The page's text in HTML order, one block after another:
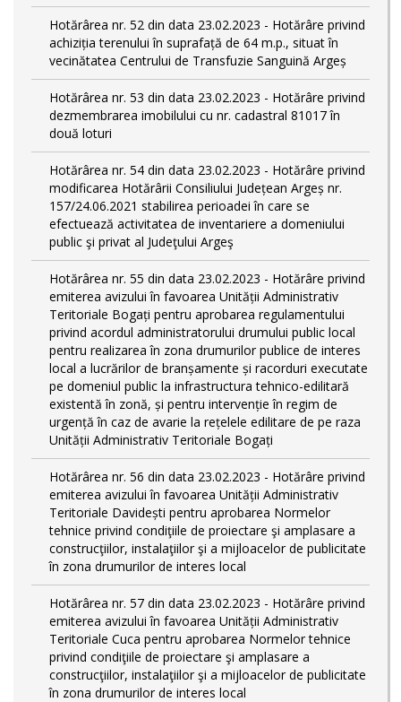
Hotărârea nr. 52 din data 23.02.2023 - Hotărâre privind
achiziția terenului în suprafață de 64 m.p., situat în
vecinătatea Centrului de Transfuzie Sanguină Argeș
Hotărârea nr. 53 din data 23.02.2023 - Hotărâre privind
dezmembrarea imobilului cu nr. cadastral 81017 în
două loturi
Hotărârea nr. 54 din data 23.02.2023 - Hotărâre privind
modificarea Hotărârii Consiliului Județean Argeș nr.
157/24.06.2021 stabilirea perioadei în care se
efectuează activitatea de inventariere a domeniului
public şi privat al Judeţului Argeş
Hotărârea nr. 55 din data 23.02.2023 - Hotărâre privind
emiterea avizului în favoarea Unității Administrativ
Teritoriale Bogați pentru aprobarea regulamentului
privind acordul administratorului drumului public local
pentru realizarea în zona drumurilor publice de interes
local a lucrărilor de branșamente și racorduri executate
pe domeniul public la infrastructura tehnico-edilitară
existentă în zonă, și pentru intervenție în regim de
urgență în caz de avarie la rețelele edilitare de pe raza
Unității Administrativ Teritoriale Bogați
Hotărârea nr. 56 din data 23.02.2023 - Hotărâre privind
emiterea avizului în favoarea Unității Administrativ
Teritoriale Davidești pentru aprobarea Normelor
tehnice privind condiţiile de proiectare şi amplasare a
construcţiilor, instalaţiilor şi a mijloacelor de publicitate
în zona drumurilor de interes local
Hotărârea nr. 57 din data 23.02.2023 - Hotărâre privind
emiterea avizului în favoarea Unității Administrativ
Teritoriale Cuca pentru aprobarea Normelor tehnice
privind condiţiile de proiectare şi amplasare a
construcţiilor, instalaţiilor şi a mijloacelor de publicitate
în zona drumurilor de interes local